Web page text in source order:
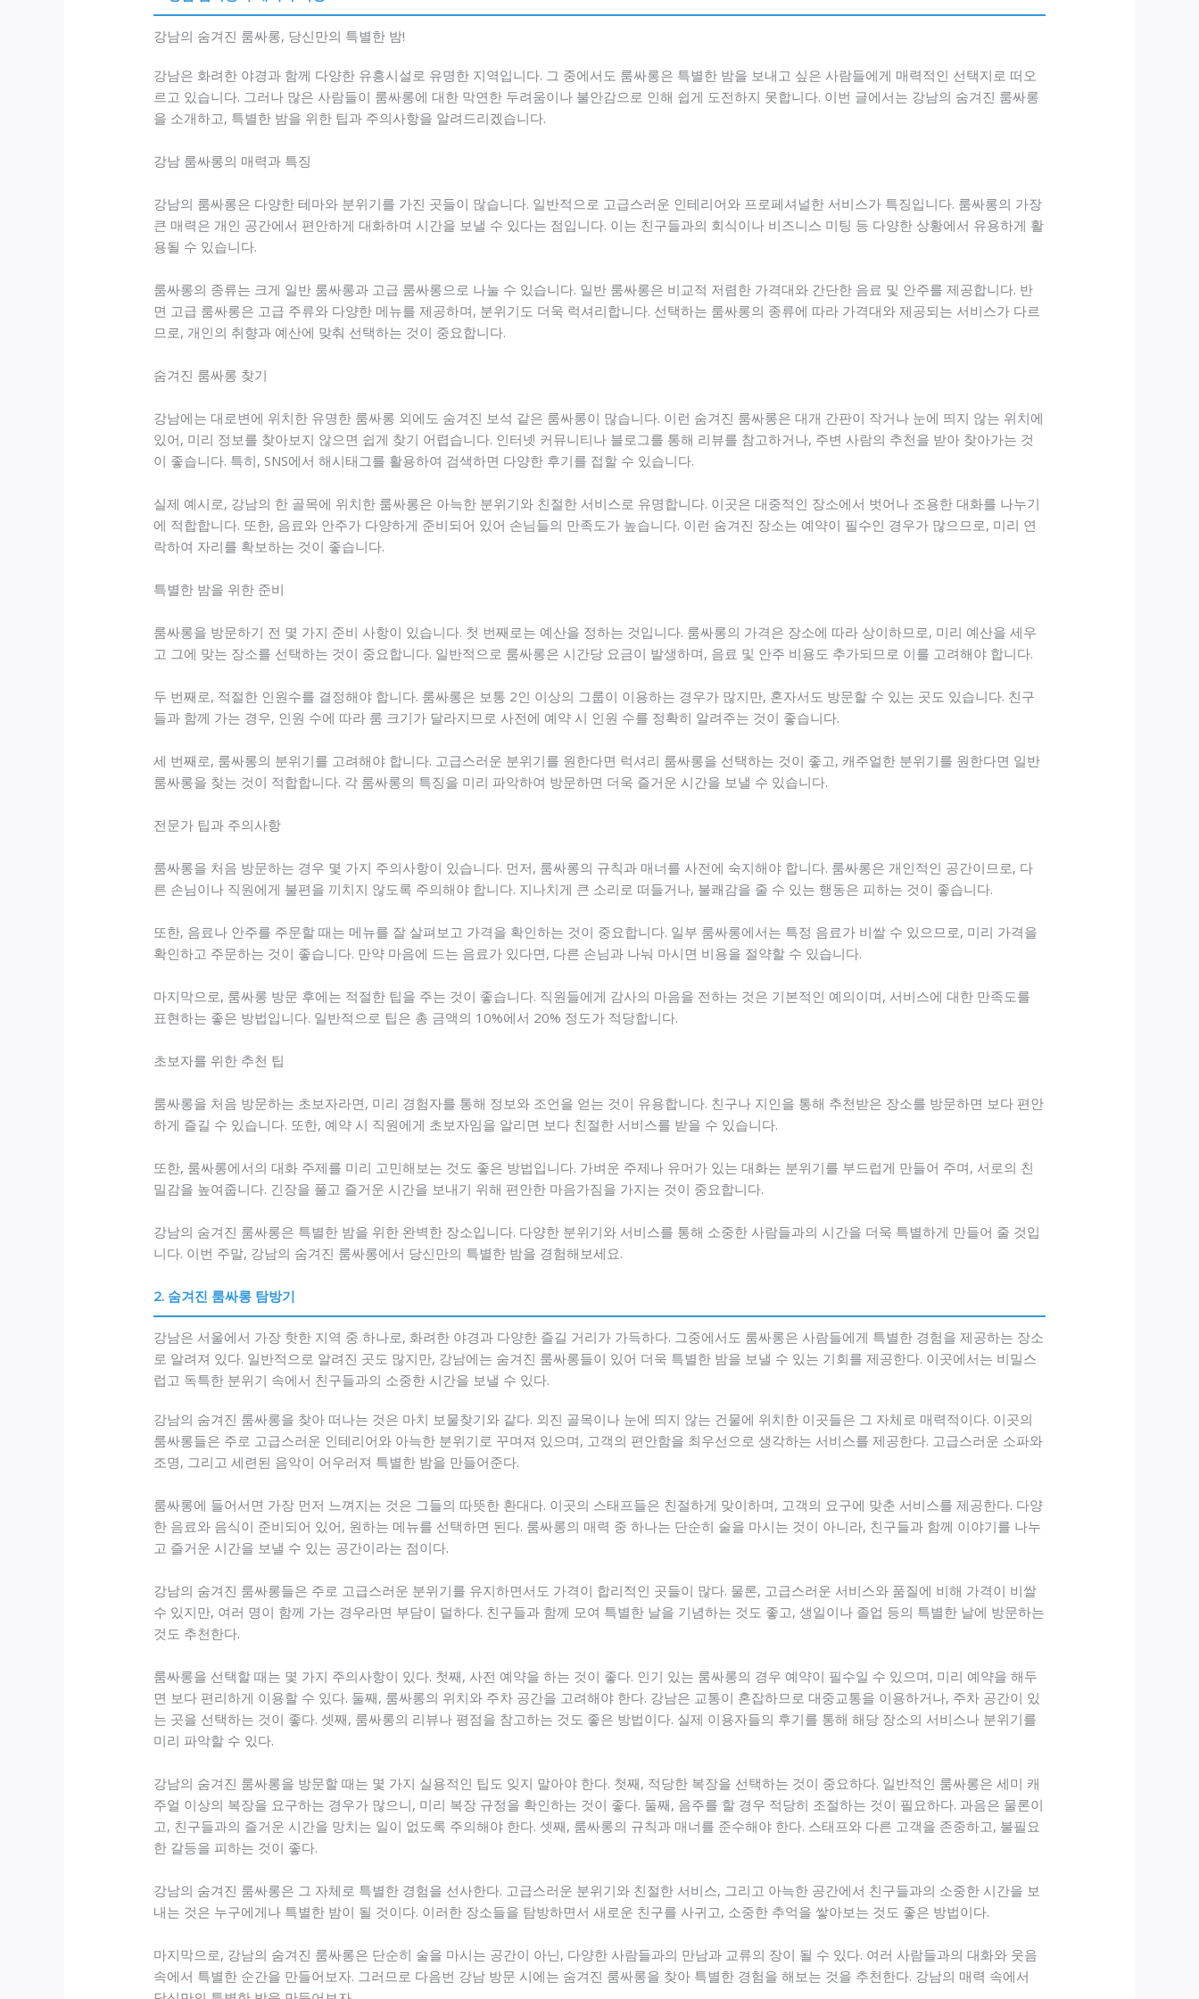
강남의 숨겨진 룸싸롱, 당신만의 특별한 밤!
강남은 화려한 야경과 함께 다양한 유흥시설로 유명한 지역입니다. 그 중에서도 룸싸롱은 특별한 밤을 보내고 싶은 사람들에게 매력적인 선택지로 떠오
르고 있습니다. 그러나 많은 사람들이 룸싸롱에 대한 막연한 두려움이나 불안감으로 인해 쉽게 도전하지 못합니다. 이번 글에서는 강남의 숨겨진 룸싸롱
을 소개하고, 특별한 밤을 위한 팁과 주의사항을 알려드리겠습니다.
강남 룸싸롱의 매력과 특징
강남의 룸싸롱은 다양한 테마와 분위기를 가진 곳들이 많습니다. 일반적으로 고급스러운 인테리어와 프로페셔널한 서비스가 특징입니다. 룸싸롱의 가장
큰 매력은 개인 공간에서 편안하게 대화하며 시간을 보낼 수 있다는 점입니다. 이는 친구들과의 회식이나 비즈니스 미팅 등 다양한 상황에서 유용하게 활
용될 수 있습니다.
룸싸롱의 종류는 크게 일반 룸싸롱과 고급 룸싸롱으로 나눌 수 있습니다. 일반 룸싸롱은 비교적 저렴한 가격대와 간단한 음료 및 안주를 제공합니다. 반
면 고급 룸싸롱은 고급 주류와 다양한 메뉴를 제공하며, 분위기도 더욱 럭셔리합니다. 선택하는 룸싸롱의 종류에 따라 가격대와 제공되는 서비스가 다르
므로, 개인의 취향과 예산에 맞춰 선택하는 것이 중요합니다.
숨겨진 룸싸롱 찾기
강남에는 대로변에 위치한 유명한 룸싸롱 외에도 숨겨진 보석 같은 룸싸롱이 많습니다. 이런 숨겨진 룸싸롱은 대개 간판이 작거나 눈에 띄지 않는 위치에
있어, 미리 정보를 찾아보지 않으면 쉽게 찾기 어렵습니다. 인터넷 커뮤니티나 블로그를 통해 리뷰를 참고하거나, 주변 사람의 추천을 받아 찾아가는 것
이 좋습니다. 특히, SNS에서 해시태그를 활용하여 검색하면 다양한 후기를 접할 수 있습니다.
실제 예시로, 강남의 한 골목에 위치한 룸싸롱은 아늑한 분위기와 친절한 서비스로 유명합니다. 이곳은 대중적인 장소에서 벗어나 조용한 대화를 나누기
에 적합합니다. 또한, 음료와 안주가 다양하게 준비되어 있어 손님들의 만족도가 높습니다. 이런 숨겨진 장소는 예약이 필수인 경우가 많으므로, 미리 연
락하여 자리를 확보하는 것이 좋습니다.
특별한 밤을 위한 준비
룸싸롱을 방문하기 전 몇 가지 준비 사항이 있습니다. 첫 번째로는 예산을 정하는 것입니다. 룸싸롱의 가격은 장소에 따라 상이하므로, 미리 예산을 세우
고 그에 맞는 장소를 선택하는 것이 중요합니다. 일반적으로 룸싸롱은 시간당 요금이 발생하며, 음료 및 안주 비용도 추가되므로 이를 고려해야 합니다.
두 번째로, 적절한 인원수를 결정해야 합니다. 룸싸롱은 보통 2인 이상의 그룹이 이용하는 경우가 많지만, 혼자서도 방문할 수 있는 곳도 있습니다. 친구
들과 함께 가는 경우, 인원 수에 따라 룸 크기가 달라지므로 사전에 예약 시 인원 수를 정확히 알려주는 것이 좋습니다.
세 번째로, 룸싸롱의 분위기를 고려해야 합니다. 고급스러운 분위기를 원한다면 럭셔리 룸싸롱을 선택하는 것이 좋고, 캐주얼한 분위기를 원한다면 일반
룸싸롱을 찾는 것이 적합합니다. 각 룸싸롱의 특징을 미리 파악하여 방문하면 더욱 즐거운 시간을 보낼 수 있습니다.
전문가 팁과 주의사항
룸싸롱을 처음 방문하는 경우 몇 가지 주의사항이 있습니다. 먼저, 룸싸롱의 규칙과 매너를 사전에 숙지해야 합니다. 룸싸롱은 개인적인 공간이므로, 다
른 손님이나 직원에게 불편을 끼치지 않도록 주의해야 합니다. 지나치게 큰 소리로 떠들거나, 불쾌감을 줄 수 있는 행동은 피하는 것이 좋습니다.
또한, 음료나 안주를 주문할 때는 메뉴를 잘 살펴보고 가격을 확인하는 것이 중요합니다. 일부 룸싸롱에서는 특정 음료가 비쌀 수 있으므로, 미리 가격을
확인하고 주문하는 것이 좋습니다. 만약 마음에 드는 음료가 있다면, 다른 손님과 나눠 마시면 비용을 절약할 수 있습니다.
마지막으로, 룸싸롱 방문 후에는 적절한 팁을 주는 것이 좋습니다. 직원들에게 감사의 마음을 전하는 것은 기본적인 예의이며, 서비스에 대한 만족도를
표현하는 좋은 방법입니다. 일반적으로 팁은 총 금액의 10%에서 20% 정도가 적당합니다.
초보자를 위한 추천 팁
룸싸롱을 처음 방문하는 초보자라면, 미리 경험자를 통해 정보와 조언을 얻는 것이 유용합니다. 친구나 지인을 통해 추천받은 장소를 방문하면 보다 편안
하게 즐길 수 있습니다. 또한, 예약 시 직원에게 초보자임을 알리면 보다 친절한 서비스를 받을 수 있습니다.
또한, 룸싸롱에서의 대화 주제를 미리 고민해보는 것도 좋은 방법입니다. 가벼운 주제나 유머가 있는 대화는 분위기를 부드럽게 만들어 주며, 서로의 친
밀감을 높여줍니다. 긴장을 풀고 즐거운 시간을 보내기 위해 편안한 마음가짐을 가지는 것이 중요합니다.
강남의 숨겨진 룸싸롱은 특별한 밤을 위한 완벽한 장소입니다. 다양한 분위기와 서비스를 통해 소중한 사람들과의 시간을 더욱 특별하게 만들어 줄 것입
니다. 이번 주말, 강남의 숨겨진 룸싸롱에서 당신만의 특별한 밤을 경험해보세요.
2. 숨겨진 룸싸롱 탐방기
강남은 서울에서 가장 핫한 지역 중 하나로, 화려한 야경과 다양한 즐길 거리가 가득하다. 그중에서도 룸싸롱은 사람들에게 특별한 경험을 제공하는 장소
로 알려져 있다. 일반적으로 알려진 곳도 많지만, 강남에는 숨겨진 룸싸롱들이 있어 더욱 특별한 밤을 보낼 수 있는 기회를 제공한다. 이곳에서는 비밀스
럽고 독특한 분위기 속에서 친구들과의 소중한 시간을 보낼 수 있다.
강남의 숨겨진 룸싸롱을 찾아 떠나는 것은 마치 보물찾기와 같다. 외진 골목이나 눈에 띄지 않는 건물에 위치한 이곳들은 그 자체로 매력적이다. 이곳의
룸싸롱들은 주로 고급스러운 인테리어와 아늑한 분위기로 꾸며져 있으며, 고객의 편안함을 최우선으로 생각하는 서비스를 제공한다. 고급스러운 소파와
조명, 그리고 세련된 음악이 어우러져 특별한 밤을 만들어준다.
룸싸롱에 들어서면 가장 먼저 느껴지는 것은 그들의 따뜻한 환대다. 이곳의 스태프들은 친절하게 맞이하며, 고객의 요구에 맞춘 서비스를 제공한다. 다양
한 음료와 음식이 준비되어 있어, 원하는 메뉴를 선택하면 된다. 룸싸롱의 매력 중 하나는 단순히 술을 마시는 것이 아니라, 친구들과 함께 이야기를 나누
고 즐거운 시간을 보낼 수 있는 공간이라는 점이다.
강남의 숨겨진 룸싸롱들은 주로 고급스러운 분위기를 유지하면서도 가격이 합리적인 곳들이 많다. 물론, 고급스러운 서비스와 품질에 비해 가격이 비쌀
수 있지만, 여러 명이 함께 가는 경우라면 부담이 덜하다. 친구들과 함께 모여 특별한 날을 기념하는 것도 좋고, 생일이나 졸업 등의 특별한 날에 방문하는
것도 추천한다.
룸싸롱을 선택할 때는 몇 가지 주의사항이 있다. 첫째, 사전 예약을 하는 것이 좋다. 인기 있는 룸싸롱의 경우 예약이 필수일 수 있으며, 미리 예약을 해두
면 보다 편리하게 이용할 수 있다. 둘째, 룸싸롱의 위치와 주차 공간을 고려해야 한다. 강남은 교통이 혼잡하므로 대중교통을 이용하거나, 주차 공간이 있
는 곳을 선택하는 것이 좋다. 셋째, 룸싸롱의 리뷰나 평점을 참고하는 것도 좋은 방법이다. 실제 이용자들의 후기를 통해 해당 장소의 서비스나 분위기를
미리 파악할 수 있다.
강남의 숨겨진 룸싸롱을 방문할 때는 몇 가지 실용적인 팁도 잊지 말아야 한다. 첫째, 적당한 복장을 선택하는 것이 중요하다. 일반적인 룸싸롱은 세미 캐
주얼 이상의 복장을 요구하는 경우가 많으니, 미리 복장 규정을 확인하는 것이 좋다. 둘째, 음주를 할 경우 적당히 조절하는 것이 필요하다. 과음은 물론이
고, 친구들과의 즐거운 시간을 망치는 일이 없도록 주의해야 한다. 셋째, 룸싸롱의 규칙과 매너를 준수해야 한다. 스태프와 다른 고객을 존중하고, 불필요
한 갈등을 피하는 것이 좋다.
강남의 숨겨진 룸싸롱은 그 자체로 특별한 경험을 선사한다. 고급스러운 분위기와 친절한 서비스, 그리고 아늑한 공간에서 친구들과의 소중한 시간을 보
내는 것은 누구에게나 특별한 밤이 될 것이다. 이러한 장소들을 탐방하면서 새로운 친구를 사귀고, 소중한 추억을 쌓아보는 것도 좋은 방법이다.
마지막으로, 강남의 숨겨진 룸싸롱은 단순히 술을 마시는 공간이 아닌, 다양한 사람들과의 만남과 교류의 장이 될 수 있다. 여러 사람들과의 대화와 웃음
속에서 특별한 순간을 만들어보자. 그러므로 다음번 강남 방문 시에는 숨겨진 룸싸롱을 찾아 특별한 경험을 해보는 것을 추천한다. 강남의 매력 속에서